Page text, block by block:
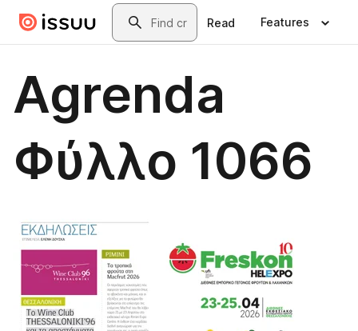
Skip to main contentSearch
Read Features
Agrenda
Φύλλο 1066